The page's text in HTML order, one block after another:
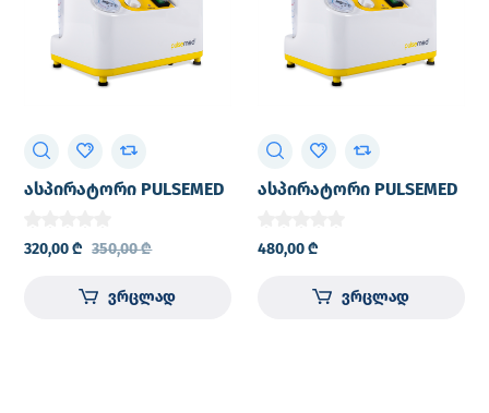
ასპირატორი PULSEMED
320,00₾ 350,00₾
ვრცლად
ასპირატორი PULSEMED
დატენვადი
480,00₾
ვრცლად